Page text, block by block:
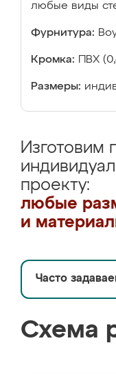
любые виды
Фурнитура:
Кромка: ПВХ
Размеры:
Изготовим
проекту:
любые
и
Часто
Схема